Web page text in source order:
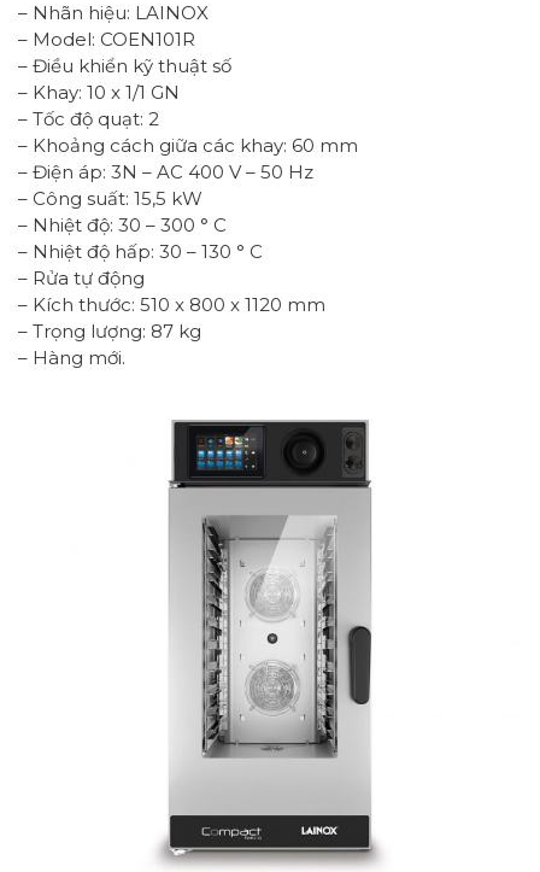
– Nhãn hiệu: LAINOX
– Model: COEN101R
– Điều khiển kỹ thuật số
– Khay: 10 x 1/1 GN
– Tốc độ quạt: 2
– Khoảng cách giữa các khay: 60 mm
– Điện áp: 3N – AC 400 V – 50 Hz
– Công suất: 15,5 kW
– Nhiệt độ: 30 – 300 ° C
– Nhiệt độ hấp: 30 – 130 ° C
– Rửa tự động
– Kích thước: 510 x 800 x 1120 mm
– Trọng lượng: 87 kg
– Hàng mới.